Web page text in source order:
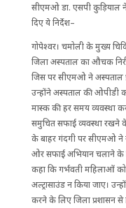
सीएमओ डा. एसपी कुड़ियाल ने
दिए ये निर्देश–
गोपेश्वर। चमोली के मुख्य
जिला अस्पताल का औचक
जिस पर सीएमओ ने अस्पताल
उन्होंने अस्पताल की ओपीडी
मास्क की हर समय व्यवस्था करने
समुचित सफाई व्यवस्था रखने
के बाहर गंदगी पर सीएमओ ने
ओर सफाई अभियान चलाने के
कहा कि गर्भवती महिलाओं
अल्ट्रासाउंड न किया जाए।
करने के लिए जिला प्रशासन से